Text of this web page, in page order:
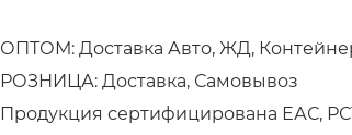
ОПТОМ: Доставка Авто, ЖД,
РОЗНИЦА: Доставка, Самовывоз
Продукция сертифицирована ЕАС,